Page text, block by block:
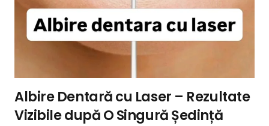
Albire Dentară cu Laser – Rezultate
Vizibile după O Singură Ședință